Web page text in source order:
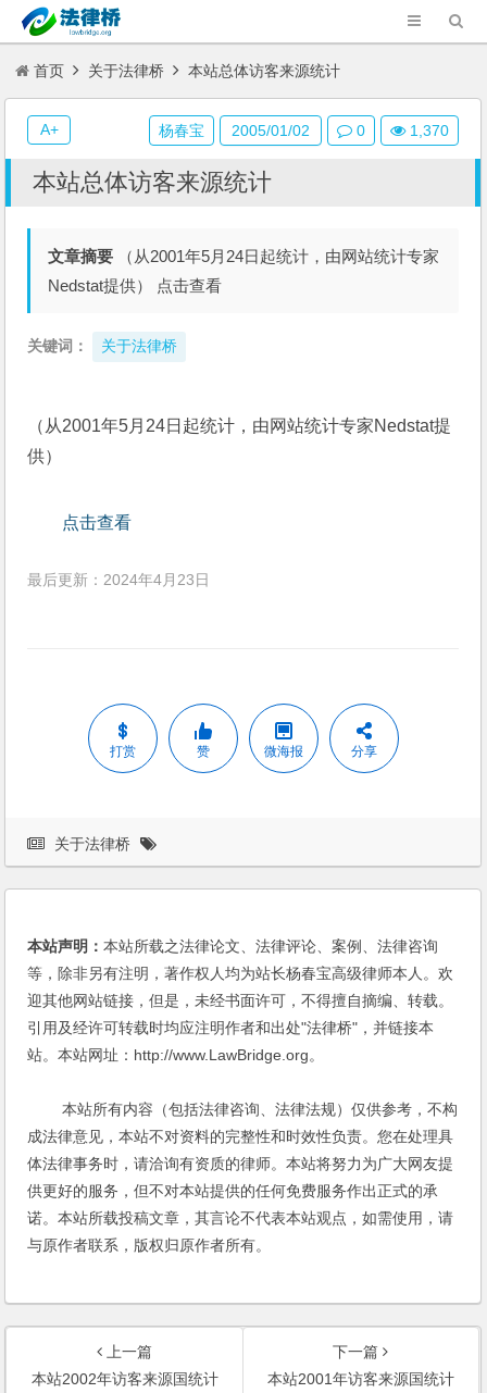
首页 关于法律桥 本站总体访客来源统计
本站总体访客来源统计
文章摘要 （从2001年5月24日起统计，由网站统计专家
Nedstat提供） 点击查看
关键词： 关于法律桥
（从2001年5月24日起统计，由网站统计专家Nedstat提
供）
点击查看
最后更新：2024年4月23日
打赏 赞 微海报 分享
杨春宝 2005/01/02 0 1,370
A+
关于法律桥
本站声明：本站所载之法律论文、法律评论、案例、法律咨询
等，除非另有注明，著作权人均为站长杨春宝高级律师本人。欢
迎其他网站链接，但是，未经书面许可，不得擅自摘编、转载。
引用及经许可转载时均应注明作者和出处"法律桥"，并链接本
站。本站网址：http://www.LawBridge.org。
本站所有内容（包括法律咨询、法律法规）仅供参考，不构
成法律意见，本站不对资料的完整性和时效性负责。您在处理具
体法律事务时，请洽询有资质的律师。本站将努力为广大网友提
供更好的服务，但不对本站提供的任何免费服务作出正式的承
诺。本站所载投稿文章，其言论不代表本站观点，如需使用，请
与原作者联系，版权归原作者所有。
上一篇
本站2002年访客来源国统计
下一篇
本站2001年访客来源国统计